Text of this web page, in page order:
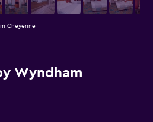
Wyndham
Cheyenne